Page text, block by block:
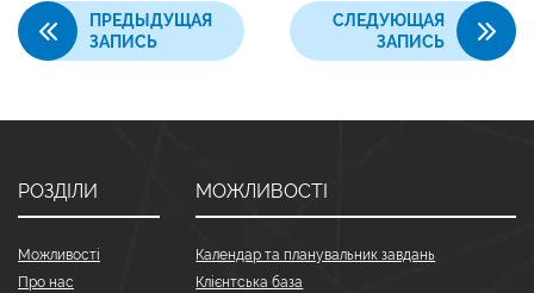
ПРЕДЫДУЩАЯ
ЗАПИСЬ
СЛЕДУЮЩАЯ
ЗАПИСЬ
РОЗДІЛИ
Можливості
Про нас
МОЖЛИВОСТІ
Календар та планувальник завдань
Клієнтська база